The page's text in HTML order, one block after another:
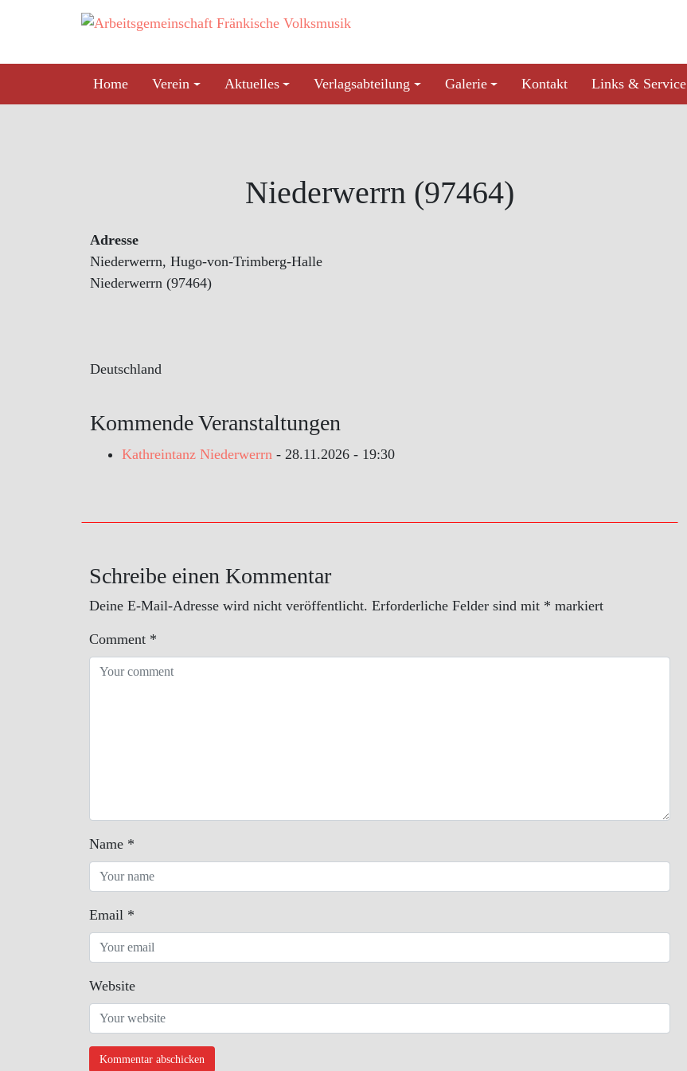
Home
Verein Aktuelles Verlagsabteilung Galerie Kontakt Links & Service
Niederwerrn (97464)
Adresse
Niederwerrn, Hugo-von-Trimberg-Halle
Niederwerrn (97464)
Deutschland
Kommende Veranstaltungen
Kathreintanz Niederwerrn - 28.11.2026 - 19:30
Schreibe einen Kommentar
Deine E-Mail-Adresse wird nicht veröffentlicht. Erforderliche Felder sind mit * markiert
Comment *
Name *
Email *
Website